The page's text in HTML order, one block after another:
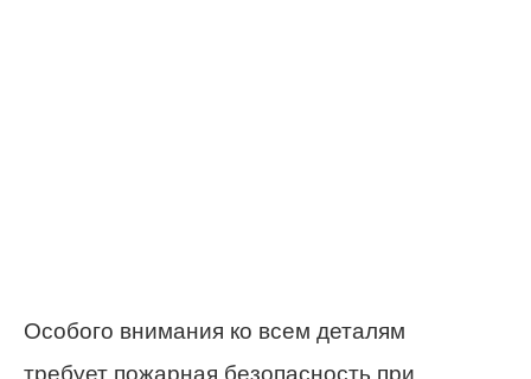
Особого внимания ко всем деталям
требует пожарная безопасность при